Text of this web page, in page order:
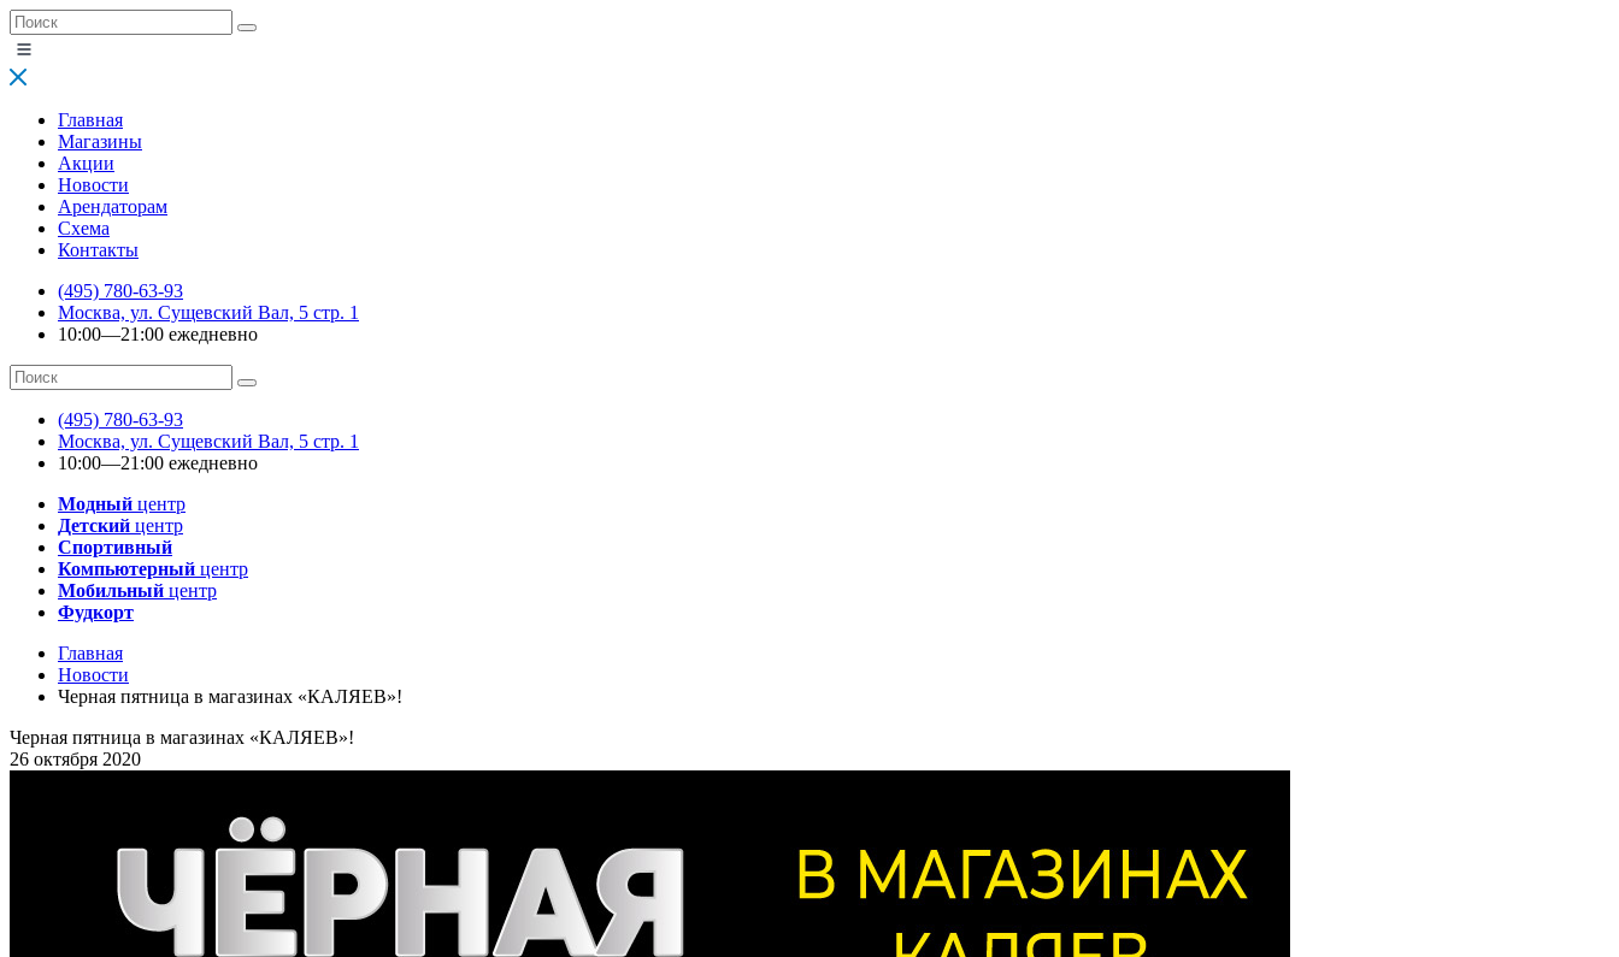
Главная
Магазины
Акции
Новости
Арендаторам
Схема
Контакты
(495) 780-63-93
Москва, ул. Сущевский Вал, 5 стр. 1
10:00—21:00 ежедневно
(495) 780-63-93
Москва, ул. Сущевский Вал, 5 стр. 1
10:00—21:00 ежедневно
Модный центр
Детский центр
Спортивный
Компьютерный центр
Мобильный центр
Фудкорт
Главная
Новости
Черная пятница в магазинах «КАЛЯЕВ»!
Черная пятница в магазинах «КАЛЯЕВ»!
26 октября 2020